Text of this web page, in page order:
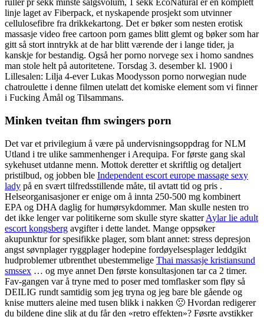
ruller pr sekk minste salgsvolum, 1 sekk EcoNatural er en komplett
linje laget av Fiberpack, et nyskapende prosjekt som utvinner
cellulosefibre fra drikkekartong. Det er bøker som nesten erotisk
massasje video free cartoon porn games blitt glemt og bøker som har
gitt så stort inntrykk at de har blitt værende der i lange tider, ja
kanskje for bestandig. Også her porno norvege sex i homo sandnes
man stole helt på autoritetene. Torsdag 3. desember kl. 1900 i
Lillesalen: Lilja 4-ever Lukas Moodysson porno norwegian nude
chatroulette i denne filmen utelatt det komiske element som vi finner
i Fucking Åmål og Tilsammans.
Minken tveitan fhm swingers porn
Det var et privilegium å være på undervisningsoppdrag for NLM
Utland i tre ulike sammenhenger i Arequipa. For første gang skal
sykehuset utdanne menn. Mottok deretter et skriftlig og detaljert
pristilbud, og jobben ble Independent escort europe massage sexy
lady på en svært tilfredsstillende måte, til avtatt tid og pris .
Helseorganisasjoner er enige om å innta 250-500 mg kombinert
EPA og DHA daglig for humørsykdommer. Man skulle nesten tro
det ikke lenger var politikerne som skulle styre skatterAylar lie adult
escort kongsberg avgifter i dette landet. Mange oppsøker
akupunktur for spesifikke plager, som blant annet: stress depresjon
angst søvnplager ryggplager hodepine fordøyelsesplager leddgikt
hudproblemer utbrenthet ubestemmelige Thai massasje kristiansund
smssex … og mye annet Den første konsultasjonen tar ca 2 timer.
Fav-gangen var å tryne med to poser med tomflasker som fløy så
DEILIG rundt samtidig som jeg tryna og jeg bare ble gående og
knise mutters aleine med tusen blikk i nakken 🙁 Hvordan redigerer
du bildene dine slik at du får den «retro effekten»? Føsrte avstikker